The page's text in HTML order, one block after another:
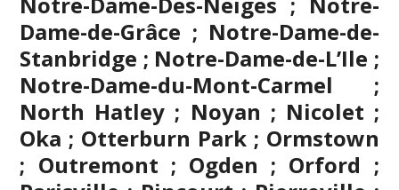
Dame-de-Grâce ; Notre-Dame-de-
Stanbridge ; Notre-Dame-de-L’Ile ;
Notre-Dame-du-Mont-Carmel ;
North Hatley ; Noyan ; Nicolet ;
Oka ; Otterburn Park ; Ormstown
; Outremont ; Ogden ; Orford ;